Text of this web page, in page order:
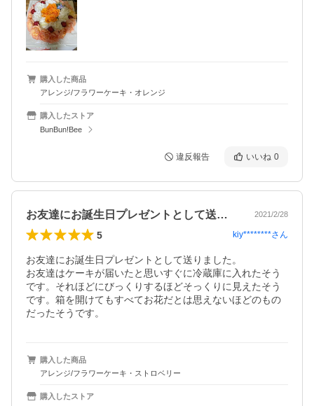
購入した商品
アレンジ/フラワーケーキ・オレンジ
購入したストア
BunBun!Bee
違反報告 いいね 0
お友達にお誕生日プレゼントとして送りま… 2021/2/28
5 kiy********さん
お友達にお誕生日プレゼントとして送りました。
お友達はケーキが届いたと思いすぐに冷蔵庫に入れたそう
です。それほどにびっくりするほどそっくりに見えたそう
です。箱を開けてもすべてお花だとは思えないほどのもの
だったそうです。
購入した商品
アレンジ/フラワーケーキ・ストロベリー
購入したストア